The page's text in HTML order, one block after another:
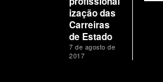
ização das
Carreiras
de Estado
7 de agosto de
2017